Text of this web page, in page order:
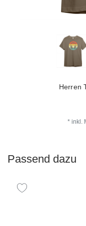
Herren
* inkl.
Passend dazu